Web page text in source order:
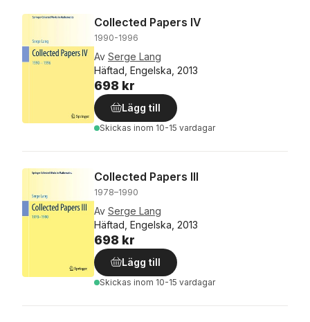
Collected Papers IV
1990-1996
Av Serge Lang
Häftad, Engelska, 2013
698 kr
Lägg till
Skickas inom 10-15 vardagar
Collected Papers III
1978–1990
Av Serge Lang
Häftad, Engelska, 2013
698 kr
Lägg till
Skickas inom 10-15 vardagar